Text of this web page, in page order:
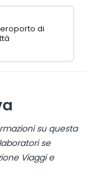
di
su questa
se
Viaggi e